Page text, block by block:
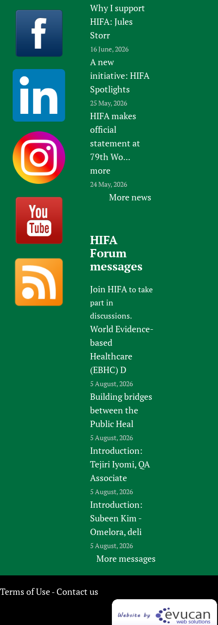
Why I support
HIFA: Jules
Storr
16 June, 2026
A new
initiative: HIFA
Spotlights
25 May, 2026
HIFA makes
official
statement at
79th Wo...
more
24 May, 2026
More news
HIFA
Forum
messages
Join HIFAto take
part in
discussions.
World Evidence-
based
Healthcare
(EBHC) D
5 August, 2026
Building bridges
between the
Public Heal
5 August, 2026
Introduction:
Tejiri Iyomi, QA
Associate
5 August, 2026
Introduction:
Subeen Kim -
Omelora, deli
5 August, 2026
More messages
Terms of Use- Contact us